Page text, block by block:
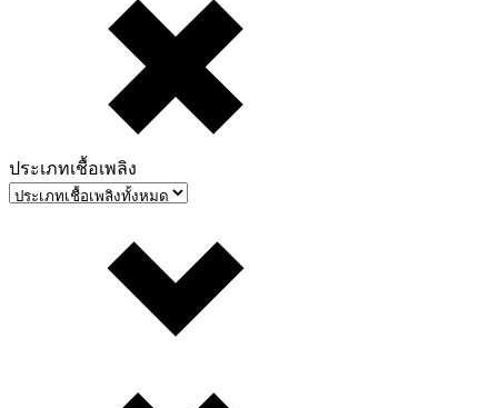
ประเภทเชื้อเพลิง